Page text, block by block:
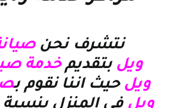
نتشرف نحن
ويل بتقديمخدمة
ويلحيث اننا نقوم ب